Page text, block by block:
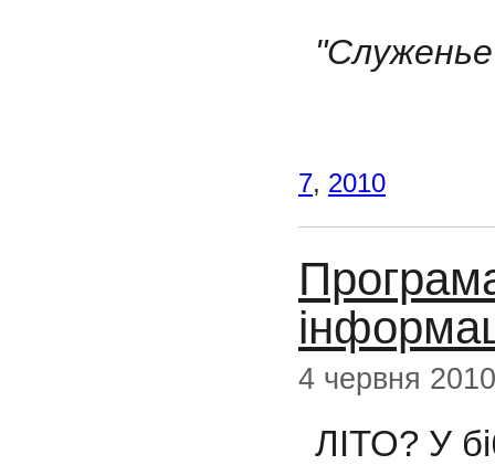
7, 2010
4 червня 2010
ЛІТО? У